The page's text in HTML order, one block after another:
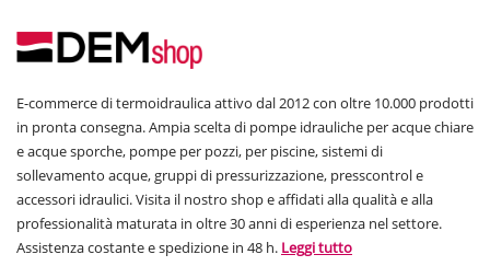
E-commerce di termoidraulica attivo dal 2012 con oltre 10.000 prodotti
in pronta consegna. Ampia scelta di pompe idrauliche per acque chiare
e acque sporche, pompe per pozzi, per piscine, sistemi di
sollevamento acque, gruppi di pressurizzazione, presscontrol e
accessori idraulici. Visita il nostro shop e affidati alla qualità e alla
professionalità maturata in oltre 30 anni di esperienza nel settore.
Assistenza costante e spedizione in 48 h. Leggi tutto